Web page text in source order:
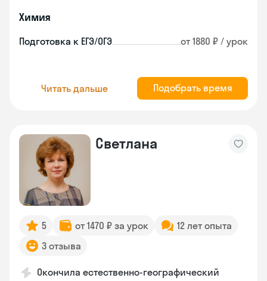
Химия
Подготовка к ЕГЭ/ОГЭ от 1880 ₽ / урок
Читать дальше Подобрать время
Светлана
5 от 1470 ₽ за урок
12 лет опыта
3 отзыва
Окончила естественно-географический